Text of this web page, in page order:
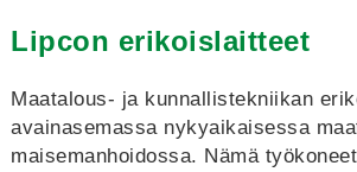
Lipcon erikoislaitteet
Maatalous- ja kunnallistekniikan
avainasemassa nykyaikaisessa
maisemanhoidossa. Nämä